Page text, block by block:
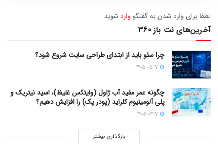
لطفاَ برای وارد شدن به گفتگو وارد شوید
آخرین‌های نت باز 360
چرا سئو باید از ابتدای طراحی سایت شروع شود؟
چگونه عمر مفید آب ژاول (وایتکس غلیظ)، اسید نیتریک و
پلی آلومینیوم کلراید (پودر پک) را افزایش دهیم؟
بارگذاری بیشتر